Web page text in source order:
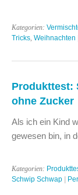
Kategorien:
Tricks Weihnachten
Produkttest:
ohne Zucker
Als ich ein Kind
gewesen bin, in
Kategorien:
Schwip Schwap |